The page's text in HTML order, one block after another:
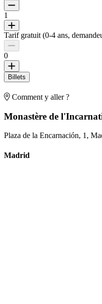
Comment y aller ?
Monastère de
Plaza de la Encarnación, 1,
Madrid
1
Tarif gratuit (0-4 ans,
0
Billets